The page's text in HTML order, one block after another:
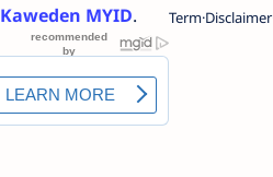
Kaweden MYID. TermDisclaimer